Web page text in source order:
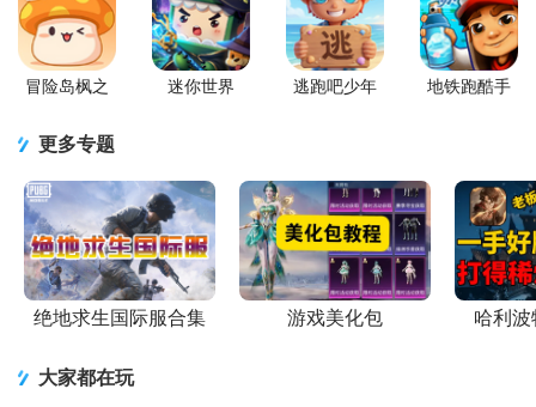
冒险岛枫之
迷你世界
逃跑吧少年
地铁跑酷手
更多专题
绝地求生国际服合集 游戏美化包 哈利
大家都在玩